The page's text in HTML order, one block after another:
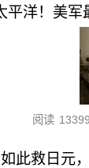
平洋！美军
阅读 13399
此救日元